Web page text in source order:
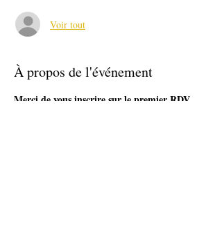
Voir tout
À propos de l'événement
Merci de vous inscrire sur le premier RDV